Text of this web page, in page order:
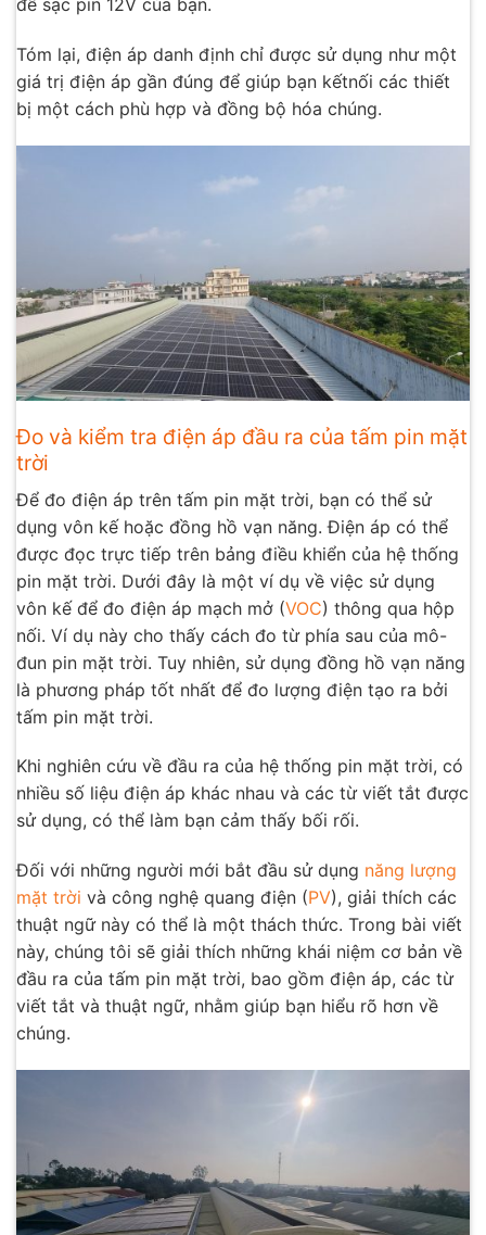
để sạc pin 12V của bạn.
Tóm lại, điện áp danh định chỉ được sử dụng như một
giá trị điện áp gần đúng để giúp bạn kếtnối các thiết
bị một cách phù hợp và đồng bộ hóa chúng.
Đo và kiểm tra điện áp đầu ra của tấm pin mặt
trời
Để đo điện áp trên tấm pin mặt trời, bạn có thể sử
dụng vôn kế hoặc đồng hồ vạn năng. Điện áp có thể
được đọc trực tiếp trên bảng điều khiển của hệ thống
pin mặt trời. Dưới đây là một ví dụ về việc sử dụng
vôn kế để đo điện áp mạch mở (VOC) thông qua hộp
nối. Ví dụ này cho thấy cách đo từ phía sau của mô-
đun pin mặt trời. Tuy nhiên, sử dụng đồng hồ vạn năng
là phương pháp tốt nhất để đo lượng điện tạo ra bởi
tấm pin mặt trời.
Khi nghiên cứu về đầu ra của hệ thống pin mặt trời, có
nhiều số liệu điện áp khác nhau và các từ viết tắt được
sử dụng, có thể làm bạn cảm thấy bối rối.
Đối với những người mới bắt đầu sử dụng năng lượng
mặt trời và công nghệ quang điện (PV), giải thích các
thuật ngữ này có thể là một thách thức. Trong bài viết
này, chúng tôi sẽ giải thích những khái niệm cơ bản về
đầu ra của tấm pin mặt trời, bao gồm điện áp, các từ
viết tắt và thuật ngữ, nhằm giúp bạn hiểu rõ hơn về
chúng.